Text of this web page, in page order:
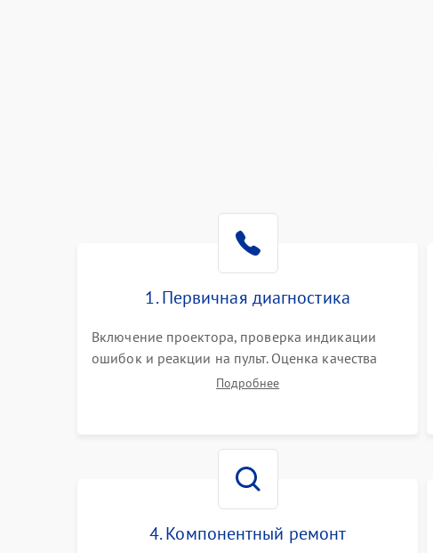
1. Первичная диагностика
Включение проектора, проверка индикации
ошибок и реакции на пульт. Оценка качества
проекции, яркости лампы, наличия артефактов
Подробнее
4. Компонентный ремонт